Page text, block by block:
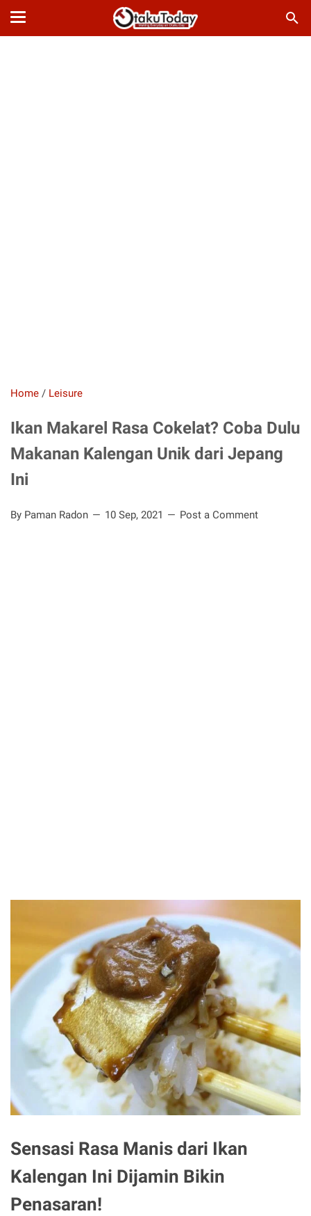
Home / Leisure
Ikan Makarel Rasa Cokelat? Coba Dulu
Makanan Kalengan Unik dari Jepang
Ini
By Paman Radon 10 Sep, 2021 Post a Comment
Sensasi Rasa Manis dari Ikan
Kalengan Ini Dijamin Bikin
Penasaran!